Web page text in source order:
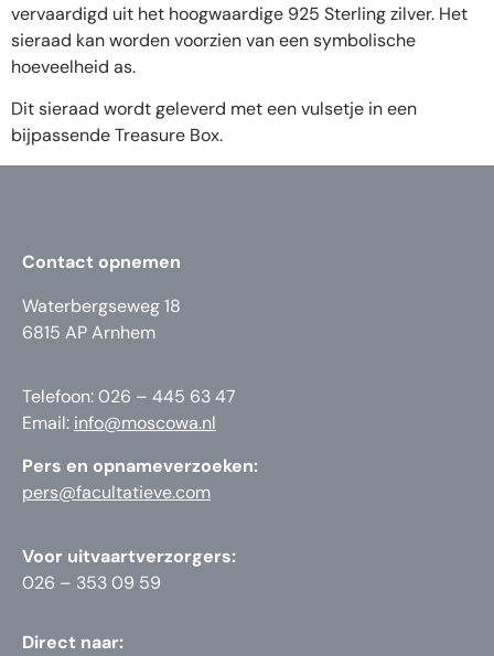
vervaardigd uit het hoogwaardige 925 Sterling zilver. Het
sieraad kan worden voorzien van een symbolische
hoeveelheid as.
Dit sieraad wordt geleverd met een vulsetje in een
bijpassende Treasure Box.
Contact opnemen
Waterbergseweg 18
6815 AP Arnhem
Telefoon: 026 – 445 63 47
Email: info@moscowa.nl
Pers en opnameverzoeken:
pers@facultatieve.com
Voor uitvaartverzorgers:
026 – 353 09 59
Direct naar: